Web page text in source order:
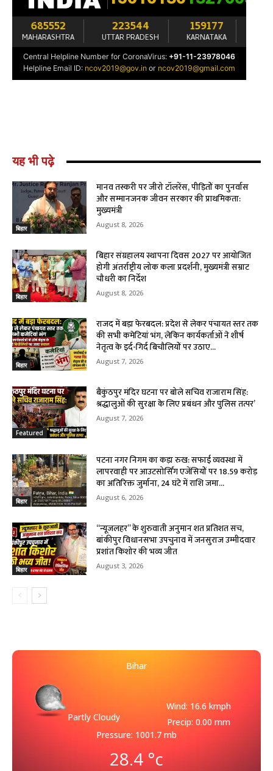
यह भी पढ़े
बिहार
मानव तस्करी पर जीरो टॉलरेंस, पीड़ितों का पुनर्वास
और सम्मानजनक जीवन सरकार की प्राथमिकता:
मुख्यमंत्री
August 8, 2026
बिहार
बिहार संग्रहालय स्थापना दिवस 2027 पर आयोजित
होगी अंतर्राष्ट्रीय लोक कला प्रदर्शनी, मुख्यमंत्री सम्राट
चौधरी का निर्देश
August 8, 2026
बिहार
राजद में बड़ा फेरबदल: प्रदेश से लेकर पंचायत स्तर तक
की सभी कमेटियां भंग, लेकिन कार्यकर्ताओं ने शीर्ष
नेतृत्व के इर्द-गिर्द बिचौलियों पर उठाए...
August 7, 2026
Featured
बैकुंठपुर मंदिर घटना पर बोले सचिव राजाराम सिंह:
श्रद्धालुओं की सुरक्षा के लिए प्रबंधन और पुलिस तत्पर’
August 7, 2026
बिहार
पटना नगर निगम का कड़ा रुख: सफाई व्यवस्था में
लापरवाही पर आउटसोर्सिंग एजेंसियों पर ₹18.59 करोड़
का अतिरिक्त जुर्माना, 24 घंटे में राशि जमा...
August 6, 2026
बिहार
“न्यूजलहर” के शुरुवाती अनुमान शत प्रतिशत सच,
बांकीपुर विधानसभा उपचुनाव में जनसुराज उम्मीदवार
प्रशांत किशोर की भव्य जीत
August 3, 2026
Bihar
Partly Cloudy
Wind: 16.6 kmph
Precip: 0.00 mm
Pressure: 1001.7 mb
28.4 °c